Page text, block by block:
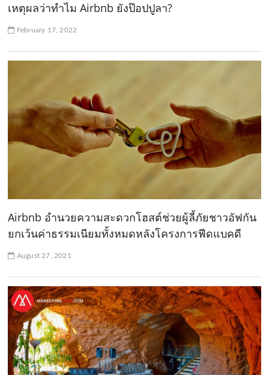
เหตุผลว่าทำไม Airbnb ยังป๊อปปูลา?
February 17, 2022
Airbnb อำนวยความสะดวกโฮสต์ช่วยผู้ลี้ภัยชาวอัฟกัน
ยกเว้นค่าธรรมเนียมทั้งหมดหลังโครงการฟีดแบคดี
August 27, 2021